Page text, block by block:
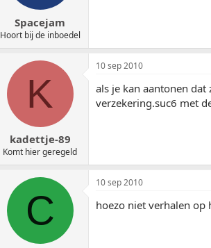
Spacejam
Hoort bij de inboedel
K
kadettje-89
Komt hier geregeld
10 sep 2010
als je kan aantonen
verzekering.suc6 met
C
10 sep 2010
hoezo niet verhalen op